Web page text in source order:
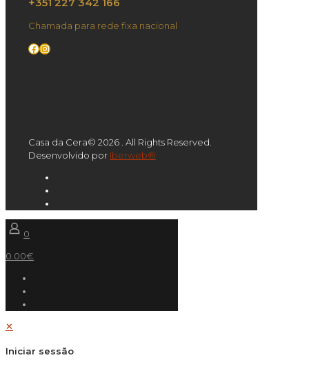
Chamada para rede fixa nacional
Facebook
Instagram
Casa da Cera© 2026 . All Rights Reserved.
Desenvolvido por Iberweb®
0
0.00€
✕
Iniciar sessão